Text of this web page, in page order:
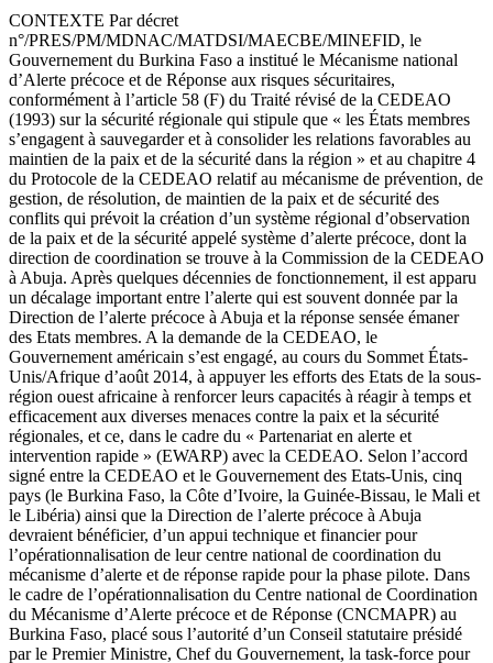
CONTEXTE Par décret
n°/PRES/PM/MDNAC/MATDSI/MAECBE/MINEFID, le
Gouvernement du Burkina Faso a institué le Mécanisme national
d’Alerte précoce et de Réponse aux risques sécuritaires,
conformément à l’article 58 (F) du Traité révisé de la CEDEAO
(1993) sur la sécurité régionale qui stipule que « les États membres
s’engagent à sauvegarder et à consolider les relations favorables au
maintien de la paix et de la sécurité dans la région » et au chapitre 4
du Protocole de la CEDEAO relatif au mécanisme de prévention, de
gestion, de résolution, de maintien de la paix et de sécurité des
conflits qui prévoit la création d’un système régional d’observation
de la paix et de la sécurité appelé système d’alerte précoce, dont la
direction de coordination se trouve à la Commission de la CEDEAO
à Abuja. Après quelques décennies de fonctionnement, il est apparu
un décalage important entre l’alerte qui est souvent donnée par la
Direction de l’alerte précoce à Abuja et la réponse sensée émaner
des Etats membres. A la demande de la CEDEAO, le
Gouvernement américain s’est engagé, au cours du Sommet États-
Unis/Afrique d’août 2014, à appuyer les efforts des Etats de la sous-
région ouest africaine à renforcer leurs capacités à réagir à temps et
efficacement aux diverses menaces contre la paix et la sécurité
régionales, et ce, dans le cadre du « Partenariat en alerte et
intervention rapide » (EWARP) avec la CEDEAO. Selon l’accord
signé entre la CEDEAO et le Gouvernement des Etats-Unis, cinq
pays (le Burkina Faso, la Côte d’Ivoire, la Guinée-Bissau, le Mali et
le Libéria) ainsi que la Direction de l’alerte précoce à Abuja
devraient bénéficier, d’un appui technique et financier pour
l’opérationnalisation de leur centre national de coordination du
mécanisme d’alerte et de réponse rapide pour la phase pilote. Dans
le cadre de l’opérationnalisation du Centre national de Coordination
du Mécanisme d’Alerte précoce et de Réponse (CNCMAPR) au
Burkina Faso, placé sous l’autorité d’un Conseil statutaire présidé
par le Premier Ministre, Chef du Gouvernement, la task-force pour